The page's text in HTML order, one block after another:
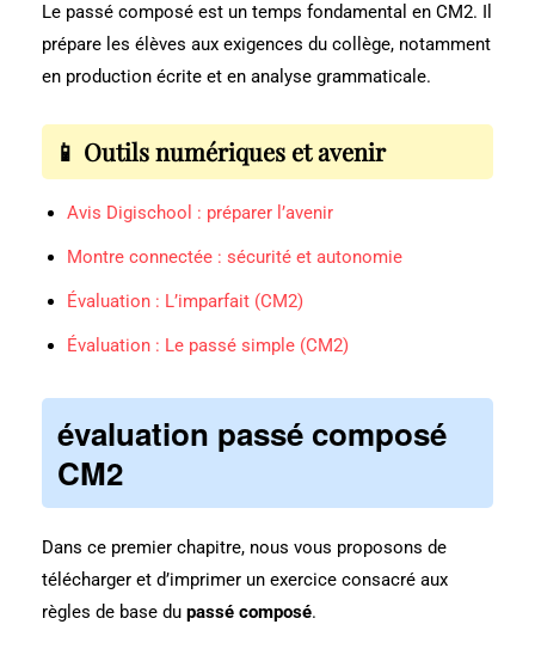
Le passé composé est un temps fondamental en CM2. Il
prépare les élèves aux exigences du collège, notamment
en production écrite et en analyse grammaticale.
📱 Outils numériques et avenir
Avis Digischool : préparer l’avenir
Montre connectée : sécurité et autonomie
Évaluation : L’imparfait (CM2)
Évaluation : Le passé simple (CM2)
évaluation passé composé
CM2
Dans ce premier chapitre, nous vous proposons de
télécharger et d’imprimer un exercice consacré aux
règles de base du passé composé.